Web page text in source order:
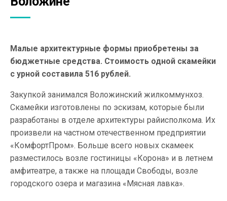
Малые архитектурные формы приобретены за
бюджетные средства. Стоимость одной скамейки
с урной составила 516 рублей.
Закупкой занимался Воложинский жилкоммунхоз.
Скамейки изготовлены по эскизам, которые были
разработаны в отделе архитектуры райисполкома. Их
произвели на частном отечественном предприятии
«КомфортПром». Больше всего новых скамеек
разместилось возле гостиницы «Корона» и в летнем
амфитеатре, а также на площади Свободы, возле
городского озера и магазина «Мясная лавка».